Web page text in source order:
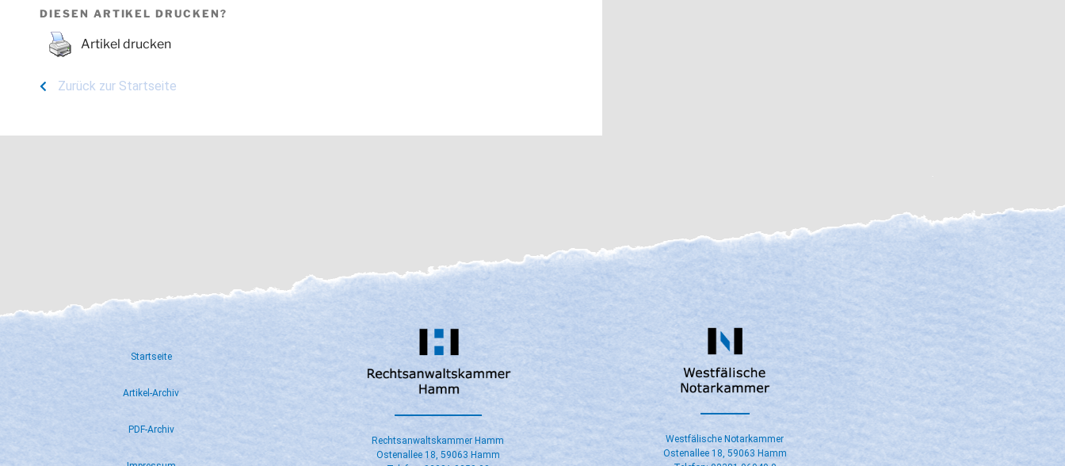
DIESEN ARTIKEL DRUCKEN?
Artikel drucken
Zurück zur Startseite
Startseite
Artikel-Archiv
PDF-Archiv
Rechtsanwaltskammer Hamm
Ostenallee 18, 59063 Hamm
​Westfälische Notarkammer
Ostenallee 18, 59063 Hamm